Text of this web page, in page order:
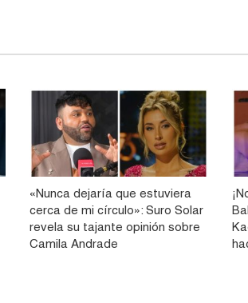
«Nunca dejaría que estuviera
cerca de mi círculo»: Suro Solar
revela su tajante opinión sobre
Camila Andrade